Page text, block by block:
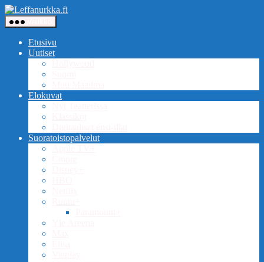
Siirry
sisältöön
Etusivu
Uutiset
Elokuvat
Suoratoistopalvelut